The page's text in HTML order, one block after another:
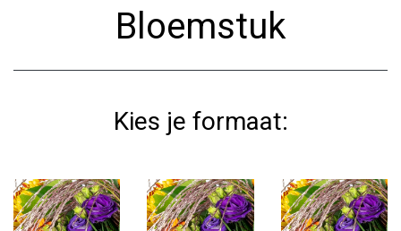
Bloemstuk
Kies je formaat: